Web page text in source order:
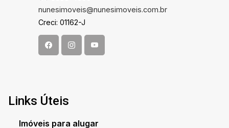
nunesimoveis@nunesimoveis.com.br
Creci: 01162-J
Links Úteis
Imóveis para alugar